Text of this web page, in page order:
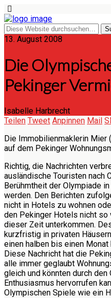
13. August 2008
Die
Pekinger
Isabelle Harbrecht
Teilen Tweet Anpinnen Mail
Die Immobilienmaklerin Mier
auf dem Pekinger
Richtig, die Nachrichten
ausländische Touristen nach
Berühmtheit der Olympiade
werden. Den Berichten
nicht in Hotels zu wohnen
den Pekinger Hotels nicht
dieser Zeit unterkommen.
kurzfristig in privaten
einen halben bis einen Monat
Diese Nachricht hat die
alle immer geglaubt
gleich und könnten durch
Enthusiasmus hervorrufen
Olympischen Spiele wie ein